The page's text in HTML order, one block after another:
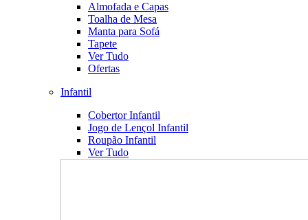
Almofada e Capas
Toalha de Mesa
Manta para Sofá
Tapete
Ver Tudo
Ofertas
Infantil
Cobertor Infantil
Jogo de Lençol Infantil
Roupão Infantil
Ver Tudo